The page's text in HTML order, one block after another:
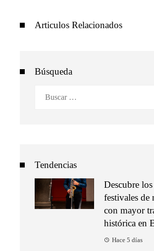
Articulos Relacionados
Búsqueda
Tendencias
Descubre los
festivales de
con mayor
histórica en
Hace 5 días